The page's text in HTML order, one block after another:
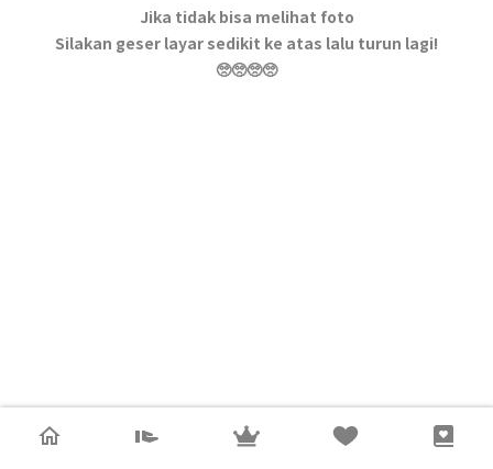
Jika tidak bisa melihat foto
Silakan geser layar sedikit ke atas lalu turun lagi!
🥺🥺🥺🥺